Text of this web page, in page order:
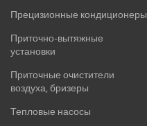
Прецизионные кондиционеры
Приточно-вытяжные
установки
Приточные очистители
воздуха, бризеры
Тепловые насосы